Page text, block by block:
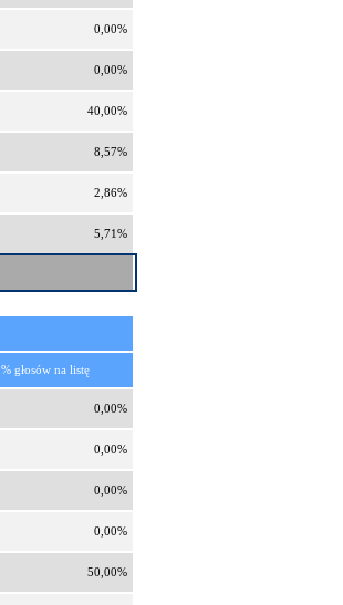
0,00%
0,00%
40,00%
8,57%
2,86%
5,71%
% głosów na listę
0,00%
0,00%
0,00%
0,00%
50,00%